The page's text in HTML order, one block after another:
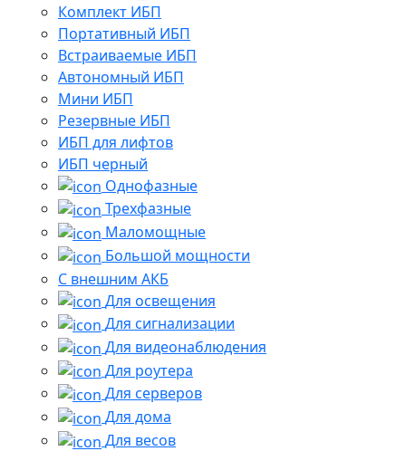
Комплект ИБП
Портативный ИБП
Встраиваемые ИБП
Автономный ИБП
Мини ИБП
Резервные ИБП
ИБП для лифтов
ИБП черный
Однофазные
Трехфазные
Маломощные
Большой мощности
С внешним АКБ
Для освещения
Для сигнализации
Для видеонаблюдения
Для роутера
Для серверов
Для дома
Для весов